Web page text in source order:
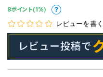
8ポイント(1%)
レビューを書く